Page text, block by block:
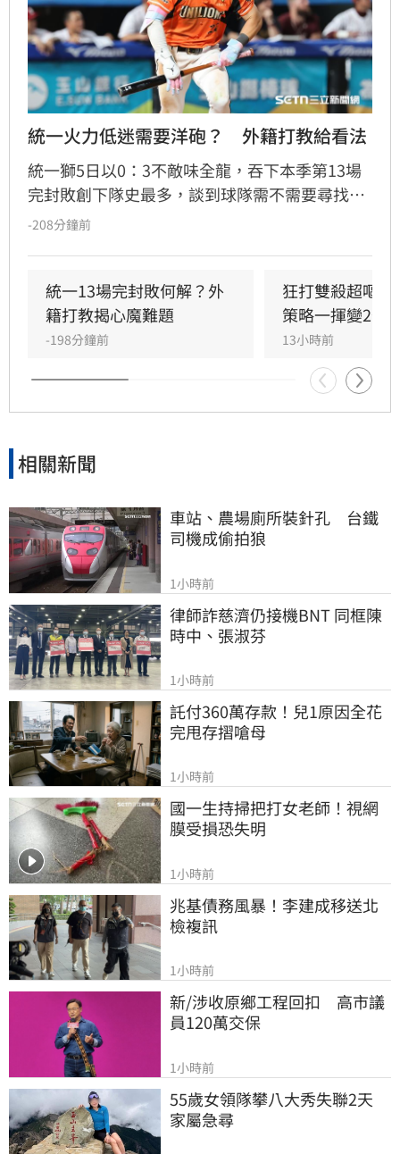
統一火力低迷需要洋砲？　外籍打教給看法
統一獅5日以0：3不敵味全龍，吞下本季第13場
完封敗創下隊史最多，談到球隊需不需要尋找洋
砲加強火力，外籍打擊教練馬修爾直言談補強不
-208分鐘前
統一13場完封敗何解？外
籍打教揭心魔難題
-198分鐘前
狂打雙殺超嘔
策略一揮變2分
13小時前
相關新聞
車站、農場廁所裝針孔　台鐵
司機成偷拍狼
1小時前
律師詐慈濟仍接機BNT 同框陳
時中、張淑芬
1小時前
託付360萬存款！兒1原因全花
完甩存摺嗆母
1小時前
國一生持掃把打女老師！視網
膜受損恐失明
1小時前
兆基債務風暴！李建成移送北
檢複訊
1小時前
新/涉收原鄉工程回扣　高市議
員120萬交保
1小時前
55歲女領隊攀八大秀失聯2天
家屬急尋